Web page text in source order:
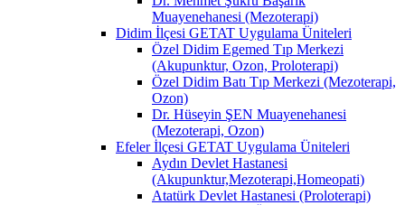
Muayenehanesi (Mezoterapi)
Didim İlçesi GETAT Uygulama Üniteleri
Özel Didim Egemed Tıp Merkezi
(Akupunktur, Ozon, Proloterapi)
Özel Didim Batı Tıp Merkezi (Mezoterapi,
Ozon)
Dr. Hüseyin ŞEN Muayenehanesi
(Mezoterapi, Ozon)
Efeler İlçesi GETAT Uygulama Üniteleri
Aydın Devlet Hastanesi
(Akupunktur,Mezoterapi,Homeopati)
Atatürk Devlet Hastanesi (Proloterapi)